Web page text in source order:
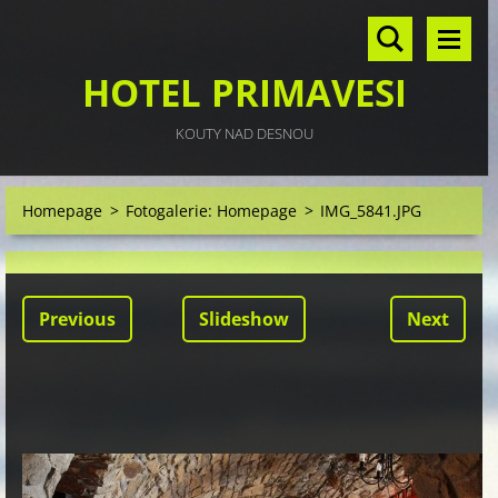
HOTEL PRIMAVESI
KOUTY NAD DESNOU
Homepage > Fotogalerie: Homepage > IMG_5841.JPG
Previous Slideshow Next